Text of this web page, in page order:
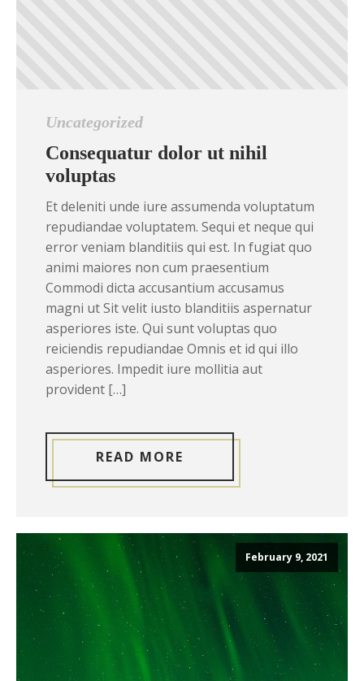
Uncategorized
Consequatur dolor ut nihil
voluptas
Et deleniti unde iure assumenda voluptatum
repudiandae voluptatem. Sequi et neque qui
error veniam blanditiis qui est. In fugiat quo
animi maiores non cum praesentium
Commodi dicta accusantium accusamus
magni ut Sit velit iusto blanditiis aspernatur
asperiores iste. Qui sunt voluptas quo
reiciendis repudiandae Omnis et id qui illo
asperiores. Impedit iure mollitia aut
provident […]
READ MORE
February 9, 2021